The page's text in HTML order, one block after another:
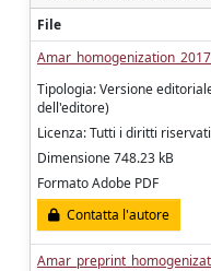
File
Tipologia: Versione
dell'editore)
Licenza: Tutti i diritti
Dimensione 748.23 kB
Formato Adobe PDF
Contatta l'autore